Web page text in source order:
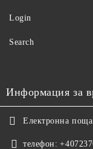
Login
Search
Информация за
Електронна
телефон: